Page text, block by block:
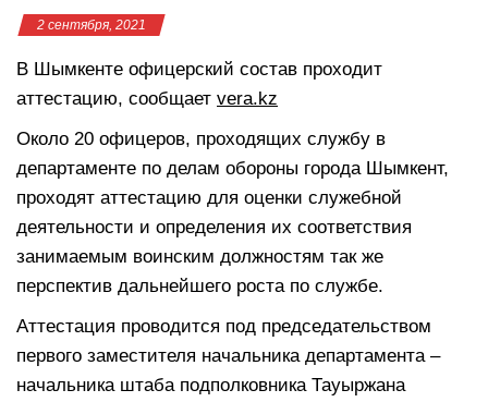
2 сентября, 2021
В Шымкенте офицерский состав проходит
аттестацию, сообщает vera.kz
Около 20 офицеров, проходящих службу в
департаменте по делам обороны города Шымкент,
проходят аттестацию для оценки служебной
деятельности и определения их соответствия
занимаемым воинским должностям так же
перспектив дальнейшего роста по службе.
Аттестация проводится под председательством
первого заместителя начальника департамента –
начальника штаба подполковника Тауыржана